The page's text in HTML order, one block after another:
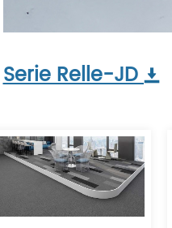
Serie Relle-JD